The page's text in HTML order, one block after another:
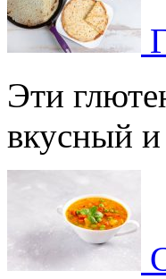
Эти
вкусный и